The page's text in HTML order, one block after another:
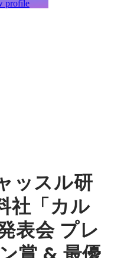
profile
ッスル研
社「カル
表会 プレ